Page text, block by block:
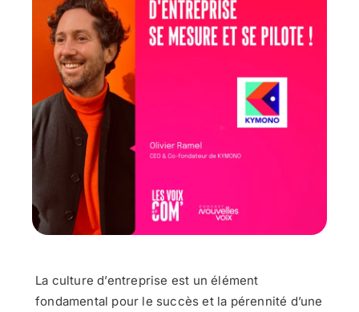
La culture d’entreprise est un élément
fondamental pour le succès et la pérennité d’une